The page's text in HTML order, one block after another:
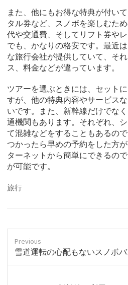
また、他にもお得な特典が付い
タル券など、スノボを楽しむた
代や交通費、そしてリフト券や
でも、かなりの格安です。最近
な旅行会社が提供していて、そ
ス、料金などが違っています。
ツアーを選ぶときには、セット
すが、他の特典内容やサービス
いです。また、新幹線だけでな
通機関もあります。それぞれ、
て混雑などをすることもあるの
つかったら早めの予約をした方
ターネットから簡単にできるの
が可能です。
旅行
Previous
P
雪道運転の心配もないスノボ